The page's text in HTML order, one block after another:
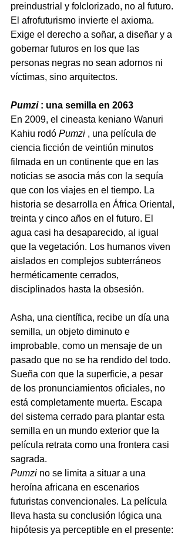
preindustrial y folclorizado, no al futuro.
El afrofuturismo invierte el axioma.
Exige el derecho a soñar, a diseñar y a
gobernar futuros en los que las
personas negras no sean adornos ni
víctimas, sino arquitectos.
Pumzi : una semilla en 2063
En 2009, el cineasta keniano Wanuri
Kahiu rodó Pumzi , una película de
ciencia ficción de veintiún minutos
filmada en un continente que en las
noticias se asocia más con la sequía
que con los viajes en el tiempo. La
historia se desarrolla en África Oriental,
treinta y cinco años en el futuro. El
agua casi ha desaparecido, al igual
que la vegetación. Los humanos viven
aislados en complejos subterráneos
herméticamente cerrados,
disciplinados hasta la obsesión.
Asha, una científica, recibe un día una
semilla, un objeto diminuto e
improbable, como un mensaje de un
pasado que no se ha rendido del todo.
Sueña con que la superficie, a pesar
de los pronunciamientos oficiales, no
está completamente muerta. Escapa
del sistema cerrado para plantar esta
semilla en un mundo exterior que la
película retrata como una frontera casi
sagrada.
Pumzi no se limita a situar a una
heroína africana en escenarios
futuristas convencionales. La película
lleva hasta su conclusión lógica una
hipótesis ya perceptible en el presente: